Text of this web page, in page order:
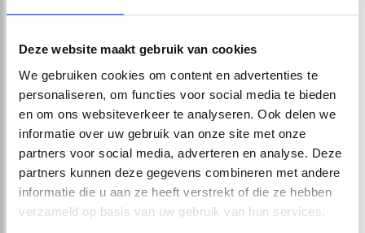
Deze website maakt gebruik van cookies
We gebruiken cookies om content en advertenties te
personaliseren, om functies voor social media te bieden
en om ons websiteverkeer te analyseren. Ook delen we
informatie over uw gebruik van onze site met onze
partners voor social media, adverteren en analyse. Deze
partners kunnen deze gegevens combineren met andere
informatie die u aan ze heeft verstrekt of die ze hebben
verzameld op basis van uw gebruik van hun services.
RUUD VISSER EN
ROBERT BRAMA
DIRK EN MARJAN
“Absoluut
goed”
Zowel een
complete keuken
als badkamer
gekocht bij Dirk
Bogaard. Nadat